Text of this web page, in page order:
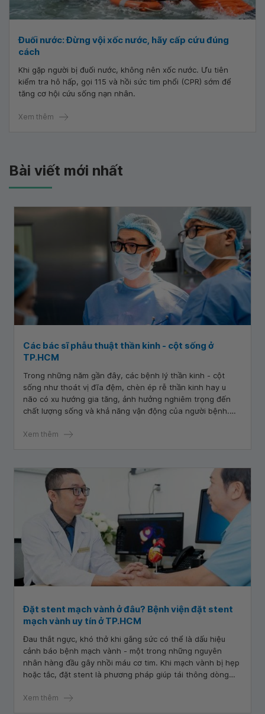
Đuối nước: Đừng vội xốc nước, hãy cấp cứu đúng
cách
Khi gặp người bị đuối nước, không nên xốc nước. Ưu tiên
kiểm tra hô hấp, gọi 115 và hồi sức tim phổi (CPR) sớm để
tăng cơ hội cứu sống nạn nhân.
Xem thêm
Bài viết mới nhất
Các bác sĩ phẫu thuật thần kinh - cột sống ở
TP.HCM
Trong những năm gần đây, các bệnh lý thần kinh - cột
sống như thoát vị đĩa đệm, chèn ép rễ thần kinh hay u
não có xu hướng gia tăng, ảnh hưởng nghiêm trọng đến
chất lượng sống và khả năng vận động của người bệnh.
thành giải pháp quan trọng, đòi hỏi tay nghề cao và kinh
tâm hàng đầu, giúp người bệnh an tâm lựa chọn đúng nơi,
đúng chuyên gia để điều trị hiệu quả và an toàn.
Xem thêm
Đặt stent mạch vành ở đâu? Bệnh viện đặt stent
mạch vành uy tín ở TP.HCM
Đau thắt ngực, khó thở khi gắng sức có thể là dấu hiệu
cảnh báo bệnh mạch vành - một trong những nguyên
nhân hàng đầu gây nhồi máu cơ tim. Khi mạch vành bị hẹp
hoặc tắc, đặt stent là phương pháp giúp tái thông dòng
mạch vành và can thiệp tim mạch uy tín tại TP.HCM với đội
Xem thêm